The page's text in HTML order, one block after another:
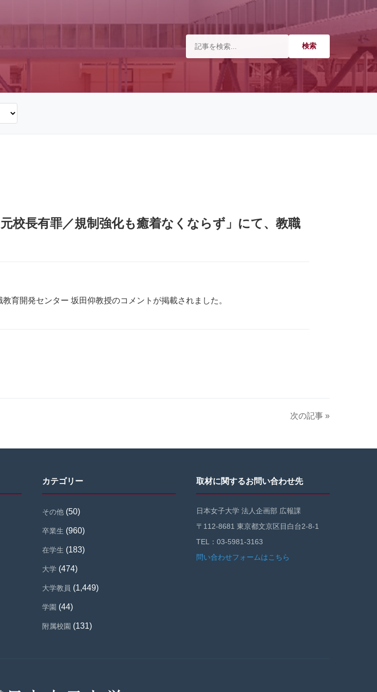
校長有罪／規制強化も癒着なくならず」にて、教職
育開発センター 坂田仰教授のコメントが掲載されました。
次の記事 »
カテゴリー
その他 (50)
卒業生 (960)
在学生 (183)
大学 (474)
大学教員 (1,449)
学園 (44)
附属校園 (131)
取材に関するお問い合わせ先
日本女子大学 法人企画部 広報課
〒112-8681 東京都文京区目白台2-8-1
TEL：03-5981-3163
問い合わせフォームはこちら